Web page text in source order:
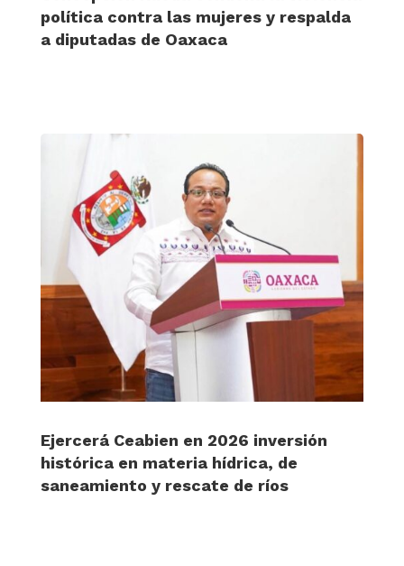
política contra las mujeres y respalda
a diputadas de Oaxaca
Ejercerá Ceabien en 2026 inversión
histórica en materia hídrica, de
saneamiento y rescate de ríos